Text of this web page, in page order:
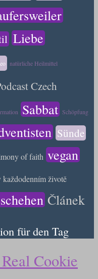
Liebe
natürliche Heilmittel
Czech
Sabbat Schöpfung
Sünde
of faith vegan
životě
Článek
für den Tag
Cookie